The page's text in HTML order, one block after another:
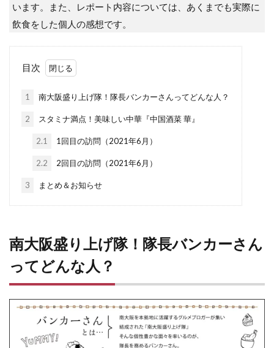
います。また、レポート内容については、あくまでも実際に
飲食をした個人の感想です。
目次
1 南大阪盛り上げ隊！隊長バンカーさんってどんな人？
2 スタミナ満点！美味しい中華『中国酒菜 華』
2.1 1回目の訪問（2021年6月）
2.2 2回目の訪問（2021年6月）
3 まとめ＆お知らせ
南大阪盛り上げ隊！隊長バンカーさん
ってどんな人？